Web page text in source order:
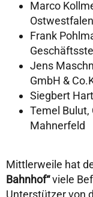
Marco
Ostwestfalen
Frank
Jens
GmbH &
Siegbert
Temel
Mahnerfeld
Mittlerweile hat
Bahnhof“viele
Unterstützer von